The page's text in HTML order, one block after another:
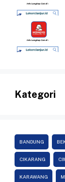
Kategori
BANDUNG
CIKARANG
KARAWANG